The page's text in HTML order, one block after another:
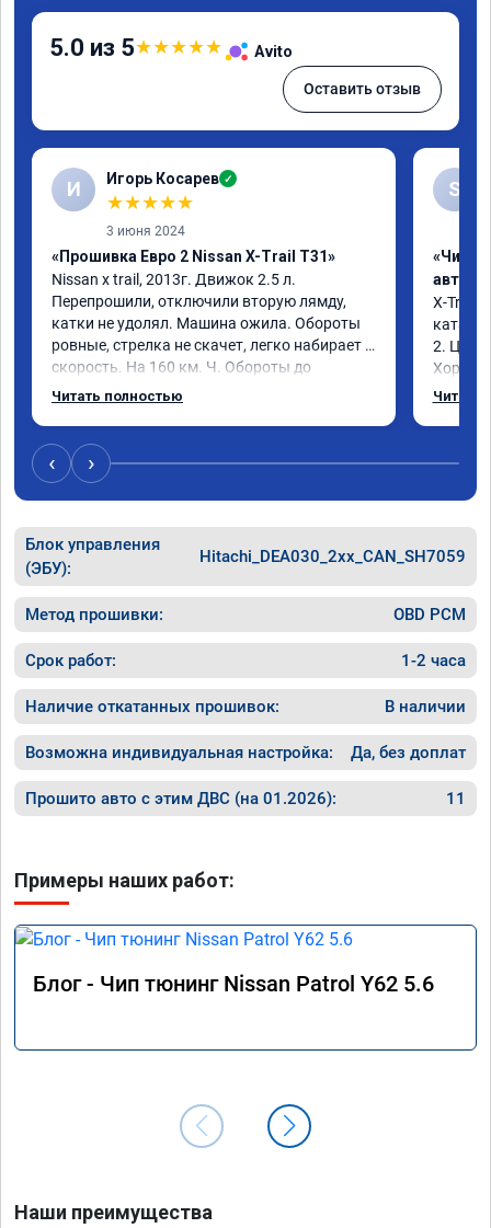
5.0 из 5★★★★★ Avito
Оставить отзыв
И Игорь Косарев ✓
★★★★★
3 июня 2024
«Прошивка Евро 2 Nissan X-Trail T31»
Nissan x trаil, 2013г. Движок 2.5 л.
Перепрошили, отключили вторую лямду,
катки не удолял. Машина ожила. Обороты
ровные, стрелка не скачет, легко набирает
скорость. На 160 км. Ч. Обороты до
3000.расход тот-же без изменения 12л.
Читать полностью
S
«Чип
X-Trail
2. Цена
Читать
‹ ›
Блок управления
(ЭБУ):
Hitachi_DEA030_2xx_CAN_SH7059
Метод прошивки: OBD PCM
Срок работ: 1-2 часа
Наличие откатанных прошивок: В наличии
Возможна индивидуальная настройка: Да, без доплат
Прошито авто с этим ДВС (на 01.2026): 11
Примеры наших работ:
Блог - Чип тюнинг Nissan Patrol Y62 5.6
Наши преимущества